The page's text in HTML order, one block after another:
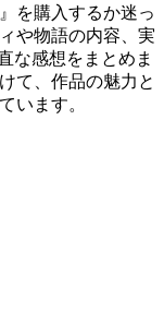
を購入するか迷っ
や物語の内容、実
な感想をまとめま
て、作品の魅力と
います。